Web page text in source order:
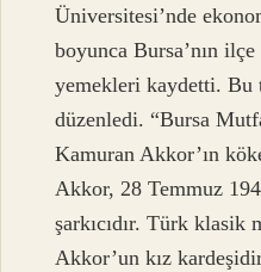
Üniversitesi’nde
boyunca Bursa’nın
yemekleri kaydetti.
düzenledi. “Bursa
Kamuran Akkor’ın
Akkor, 28 Temmuz
şarkıcıdır. Türk klasik
Akkor’un kız